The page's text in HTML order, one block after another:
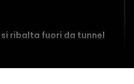
si ribalta fuori da tunnel